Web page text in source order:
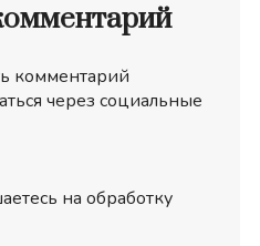
комментарий
через социальные
на обработку